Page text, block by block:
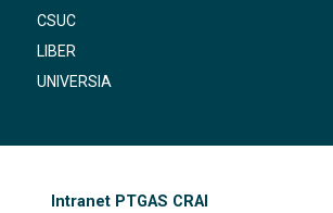
CSUC
LIBER
UNIVERSIA
Intranet PTGAS CRAI